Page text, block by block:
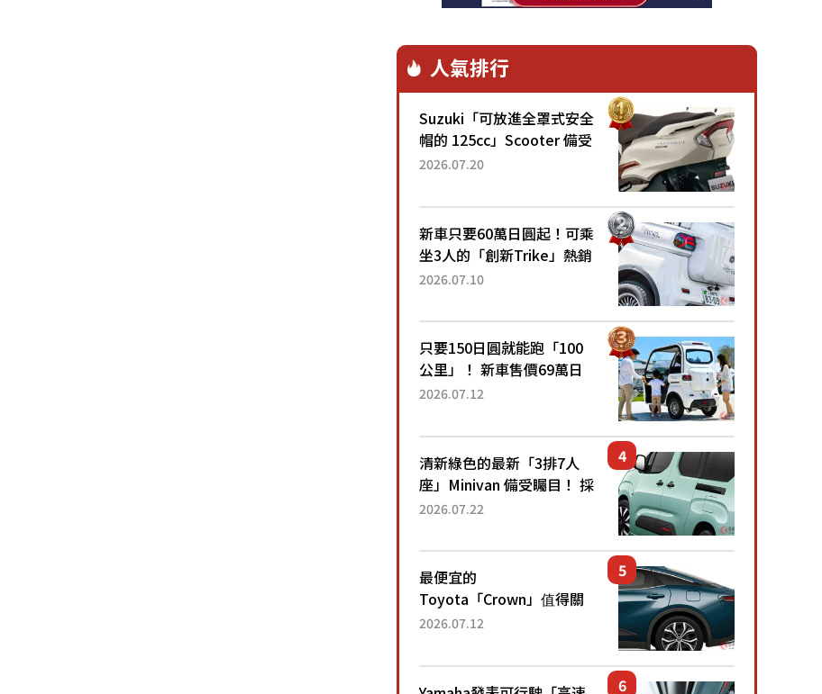
人氣排行
Suzuki「可放進全罩式安全
帽的 125cc」Scooter 備受
矚目！採用全新流線設計與
已陸續開始出口的新款
「B...
2026.07.20
新車只要60萬日圓起！可乘
坐3人的「創新Trike」熱銷
大賣成為人氣車款！「養車
日圓就能跑100公里」「小
朋友坐得...
2026.07.10
只要150日圓就能跑「100
公里」！ 新車售價69萬日
圓的「3人座」Trike大受歡
為何能迅速熱賣？
2026.07.12
清新綠色的最新「3排7人
座」Minivan 備受矚目！ 採
用全長4.7公尺剛剛好的車
還推出467萬元日圓起的5
人座版...
2026.07.22
最便宜的
Toyota「Crown」值得關
注！ 搭載4WD、每公升
眼！ 配備豐富、超越售價
水準，堪稱高CP值代表的
2026.07.12